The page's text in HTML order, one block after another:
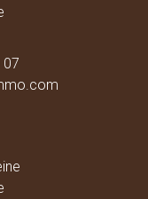
07